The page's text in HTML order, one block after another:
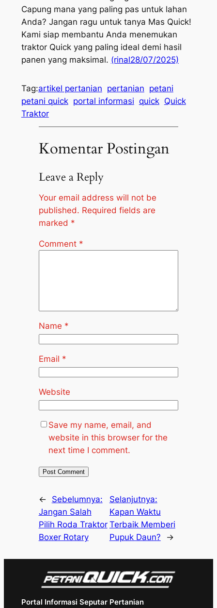
Capung mana yang paling pas untuk lahan
Anda? Jangan ragu untuk tanya Mas Quick!
Kami siap membantu Anda menemukan
traktor Quick yang paling ideal demi hasil
panen yang maksimal. (rinal28/07/2025)
Tag:artikel pertanian pertanian petani
petani quick portal informasi quick Quick
Traktor
Komentar Postingan
Leave a Reply
Your email address will not be
published. Required fields are
marked *
Comment *
Name *
Email *
Website
Save my name, email, and
website in this browser for the
next time I comment.
←
Sebelumnya:
Jangan Salah
Pilih Roda Traktor
Boxer Rotary
Selanjutnya:
Kapan Waktu
Terbaik Memberi
Pupuk Daun?
→
Portal Informasi Seputar Pertanian